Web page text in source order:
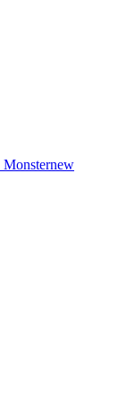
Monsternew